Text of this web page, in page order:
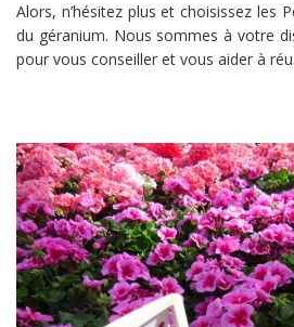
Alors, n’hésitez plus et choisissez les
du géranium. Nous sommes à votre
pour vous conseiller et vous aider à